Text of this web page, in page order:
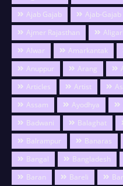
Ajab Gajab
Ajab-Gajab
Ajmer Rajasthan
Alwar
Amarkantak
Anuppur
Arang
Articles
Artist
Assam
Ayodhya
Badwani
Balaghat
Balrampur
Banaras
Bangal
Bangladesh
Baran
Bareli